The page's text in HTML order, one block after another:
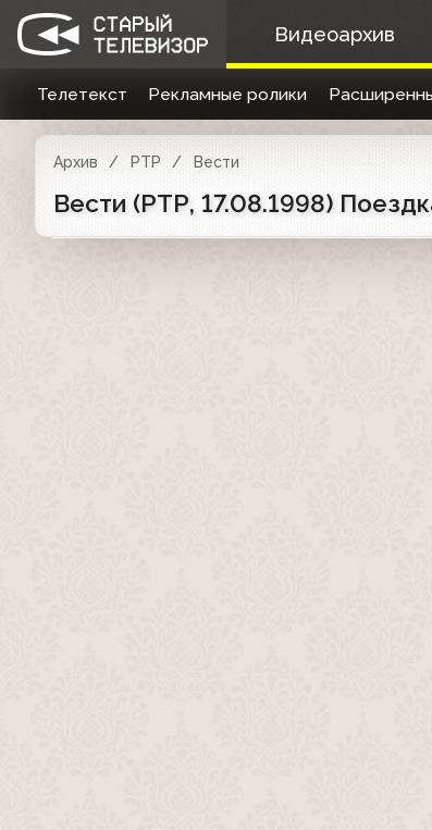
Видеоархив
Телетекст Рекламные ролики
Архив РТР Вести
Вести (РТР, 17.08.1998)